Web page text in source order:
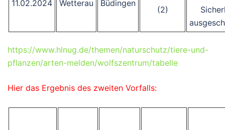
11.02.2024 Wetterau Büdingen
(2)
https://www.hlnug.de/themen/naturschutz/tiere-und-
pflanzen/arten-melden/wolfszentrum/tabelle
Hier das Ergebnis des zweiten Vorfalls: